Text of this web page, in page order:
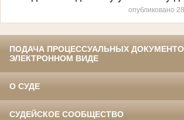
опубликовано
ПОДАЧА ПРОЦЕССУАЛЬНЫХ
ЭЛЕКТРОННОМ ВИДЕ
О СУДЕ
СУДЕЙСКОЕ СООБЩЕСТВО